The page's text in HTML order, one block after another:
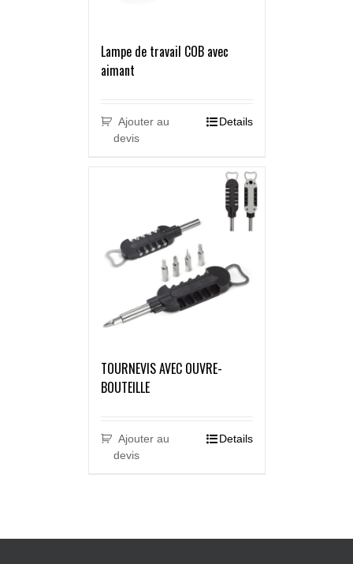
Lampe de travail COB avec
aimant
Ajouter au
devis
Details
TOURNEVIS AVEC OUVRE-
BOUTEILLE
Ajouter au
devis
Details